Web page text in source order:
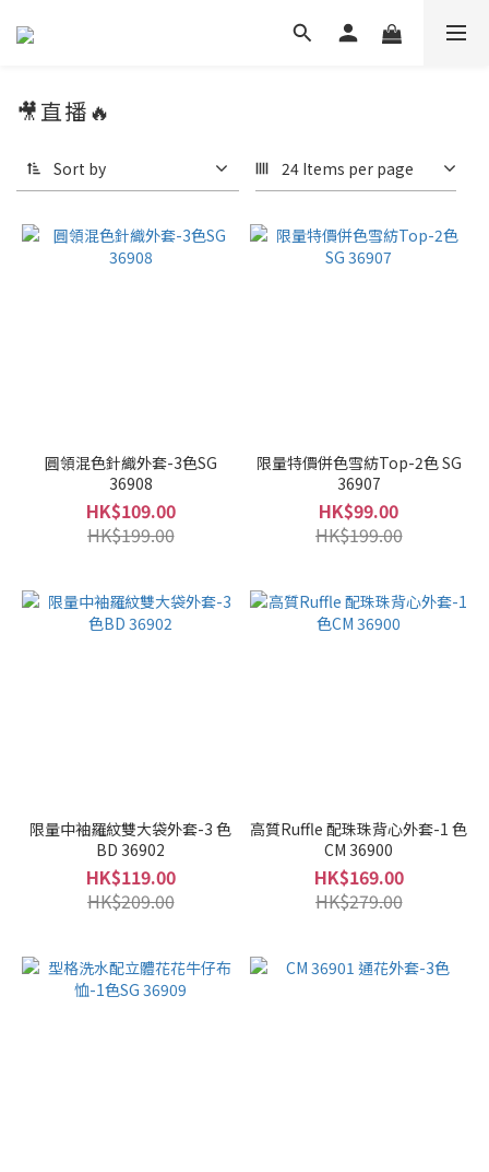
🎥直播🔥
Sort by 24 Items per page
圓領混色針織外套-3色SG
36908
HK$109.00
HK$199.00
限量特價併色雪紡Top-2色 SG
36907
HK$99.00
HK$199.00
限量中袖羅紋雙大袋外套-3 色
BD 36902
HK$119.00
HK$209.00
高質Ruffle 配珠珠背心外套-1 色
CM 36900
HK$169.00
HK$279.00